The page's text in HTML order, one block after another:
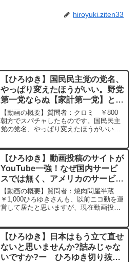
hiroyuki.ziten33
【ひろゆき】国民民主党の党名、
やっぱり変えたほうがいい。野党
第一党ならぬ【家計第一党】とい
うのはどうでしょうかー ひろゆ
き切り抜き 20250505
【動画の概要】質問者：クロミ ￥800
朝方でスパチャしたものです。国民民主
党の党名、やっぱり変えたほうがいい。
いつまでもつのかわかってない！もう立
憲さんと一緒にされたく...
【ひろゆき】動画投稿のサイトが
YouTube一強！なぜ国内サービ
スでは無く、アメリカのサービス
を使うのだと思いますか?ー ひ
ろゆき切り抜き 20240930
【動画の概要】質問者：焼肉問屋半蔵
￥1,000ひろゆきさんも、以前ニコ動を運
営して居たと思いますが、現在動画投稿
の企業にお金を使うより、日本企業が運
営した方が日...
【ひろゆき】日本はもう立て直せ
ないと思いませんか?詰みじゃな
いですか?ー ひろゆき切り抜